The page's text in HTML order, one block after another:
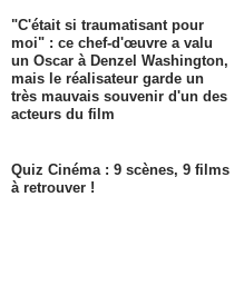
"C'était si traumatisant pour
moi" : ce chef-d'œuvre a valu
un Oscar à Denzel Washington,
mais le réalisateur garde un
très mauvais souvenir d'un des
acteurs du film
Quiz Cinéma : 9 scènes, 9 films
à retrouver !